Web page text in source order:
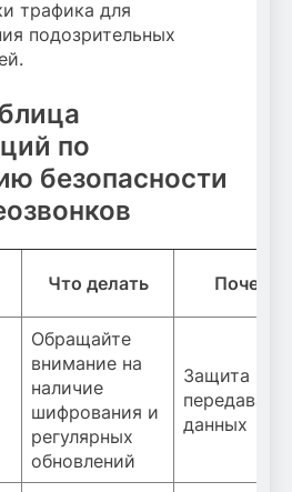
трафика для
подозрительных
по
безопасности
Что делать Почему
Обращайте
внимание на
наличие
шифрования и
регулярных
обновлений
Защита
данных